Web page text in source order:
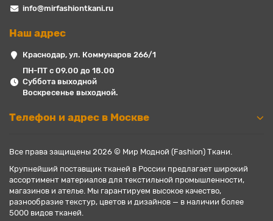
info@mirfashiontkani.ru
Наш адрес
Краснодар, ул. Коммунаров 266/1
ПН-ПТ с 09.00 до 18.00
Суббота выходной
Воскресенье выходной.
Телефон и адрес в Москве
Все права защищены 2026 © Мир Модной (Fashion) Ткани.
Крупнейший поставщик тканей в России предлагает широкий
ассортимент материалов для текстильной промышленности,
магазинов и ателье. Мы гарантируем высокое качество,
разнообразие текстур, цветов и дизайнов — в наличии более
5000 видов тканей.